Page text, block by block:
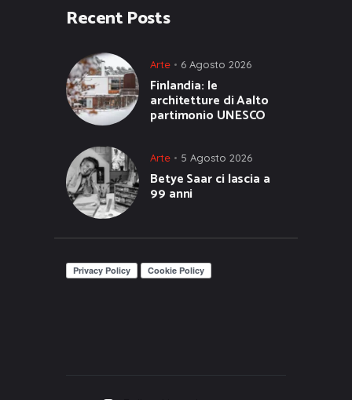
Recent Posts
Arte 6 Agosto 2026
Finlandia: le
architetture di Aalto
partimonio UNESCO
Arte 5 Agosto 2026
Betye Saar ci lascia a
99 anni